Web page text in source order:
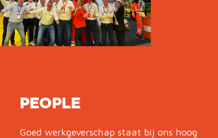
PEOPLE
Goed werkgeverschap staat bij ons hoog